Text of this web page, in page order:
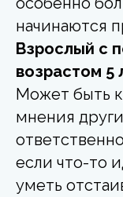
начинаются
Взрослый с
возрастом 5
Может быть
мнения
если что-то
уметь